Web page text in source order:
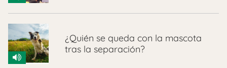
¿Quién se queda con la mascota
tras la separación?